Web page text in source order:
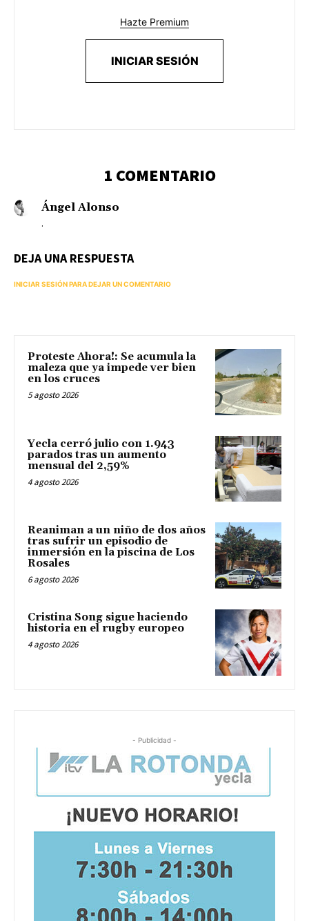
Hazte Premium
INICIAR SESIÓN
1 COMENTARIO
Ángel Alonso
.
DEJA UNA RESPUESTA
INICIAR SESIÓN PARA DEJAR UN COMENTARIO
Proteste Ahora!: Se acumula la
maleza que ya impede ver bien
en los cruces
5 agosto 2026
Yecla cerró julio con 1.943
parados tras un aumento
mensual del 2,59%
4 agosto 2026
Reaniman a un niño de dos años
tras sufrir un episodio de
inmersión en la piscina de Los
Rosales
6 agosto 2026
Cristina Song sigue haciendo
historia en el rugby europeo
4 agosto 2026
- Publicidad -